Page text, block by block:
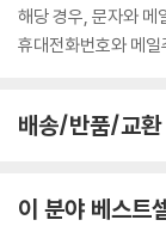
해당 경우, 문자와 메
휴대전화번호와 메
배송/반품/교환
이 분야 베스트